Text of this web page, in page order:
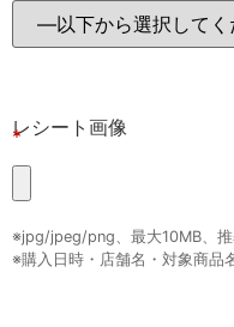
レシート画像
※jpg/jpeg/png、最大10MB、
※購入日時・店舗名・対象商品